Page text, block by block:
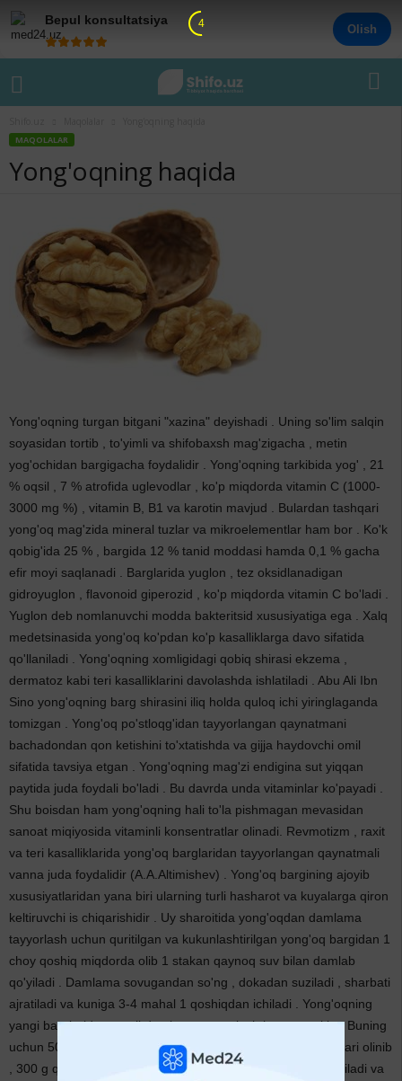
Bepul konsultatsiya
Olish
MAQOLALAR
Yong'oqning haqida
Yong'oqning turgan bitgani "xazina" deyishadi . Uning so'lim salqin
soyasidan tortib , to'yimli va shifobaxsh mag'zigacha , metin
yog'ochidan bargigacha foydalidir . Yong'oqning tarkibida yog' , 21
% oqsil , 7 % atrofida uglevodlar , ko'p miqdorda vitamin C (1000-
3000 mg %) , vitamin B, B1 va karotin mavjud . Bulardan tashqari
yong'oq mag'zida mineral tuzlar va mikroelementlar ham bor . Ko'k
qobig'ida 25 % , bargida 12 % tanid moddasi hamda 0,1 % gacha
efir moyi saqlanadi . Barglarida yuglon , tez oksidlanadigan
gidroyuglon , flavonoid giperozid , ko'p miqdorda vitamin C bo'ladi .
Yuglon deb nomlanuvchi modda bakteritsid xususiyatiga ega . Xalq
medetsinasida yong'oq ko'pdan ko'p kasalliklarga davo sifatida
qo'llaniladi . Yong'oqning xomligidagi qobiq shirasi ekzema ,
dermatoz kabi teri kasalliklarini davolashda ishlatiladi . Abu Ali Ibn
Sino yong'oqning barg shirasini iliq holda quloq ichi yiringlaganda
tomizgan . Yong'oq po'stloqg'idan tayyorlangan qaynatmani
bachadondan qon ketishini to'xtatishda va gijja haydovchi omil
sifatida tavsiya etgan . Yong'oqning mag'zi endigina sut yiqqan
paytida juda foydali bo'ladi . Bu davrda unda vitaminlar ko'payadi .
Shu boisdan ham yong'oqning hali to'la pishmagan mevasidan
sanoat miqiyosida vitaminli konsentratlar olinadi. Revmotizm , raxit
va teri kasalliklarida yong'oq barglaridan tayyorlangan qaynatmali
vanna juda foydalidir (A.A.Altimishev) . Yong'oq bargining ajoyib
xususiyatlaridan yana biri ularning turli hasharot va kuyalarga qiron
keltiruvchi is chiqarishidir . Uy sharoitida yong'oqdan damlama
tayyorlash uchun quritilgan va kukunlashtirilgan yong'oq bargidan 1
choy qoshiq miqdorda olib 1 stakan qaynoq suv bilan damlab
qo'yiladi . Damlama sovugandan so'ng , dokadan suziladi , sharbati
ajratiladi va kuniga 3-4 mahal 1 qoshiqdan ichiladi . Yong'oqning
yangi barglaridan moyli damlama tayyorlash ham mumkin . Buning
uchun 50-80 g miqdorda maydalangan yangi yong'oq barglari olinib
, 300 g qizdirilib sovutilgan kumgaboqar moyi bilan aralshtiriladi va
4